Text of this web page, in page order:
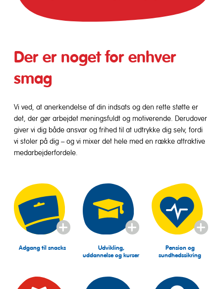
Der er noget for enhver
smag
Vi ved, at anerkendelse af din indsats og den rette støtte er
det, der gør arbejdet meningsfuldt og motiverende. Derudover
giver vi dig både ansvar og frihed til at udtrykke dig selv, fordi
vi stoler på dig – og vi mixer det hele med en række attraktive
medarbejderfordele.
Adgang til snacks
Details
anzeigen
Udvikling,
uddannelse og kurser
Details
anzeigen
Pension og
sundhedssikring
Details
anzeigen